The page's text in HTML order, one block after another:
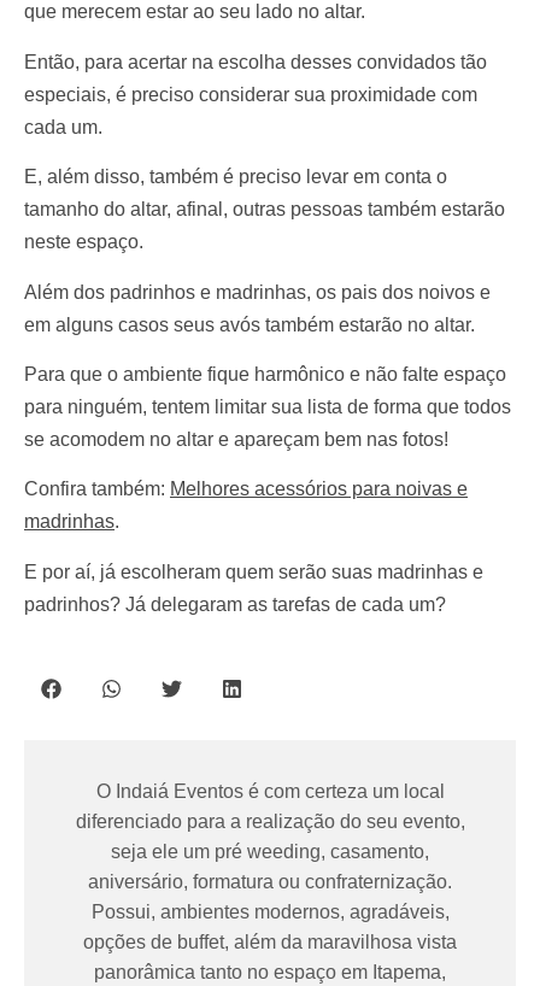
que merecem estar ao seu lado no altar.
Então, para acertar na escolha desses convidados tão
especiais, é preciso considerar sua proximidade com
cada um.
E, além disso, também é preciso levar em conta o
tamanho do altar, afinal, outras pessoas também estarão
neste espaço.
Além dos padrinhos e madrinhas, os pais dos noivos e
em alguns casos seus avós também estarão no altar.
Para que o ambiente fique harmônico e não falte espaço
para ninguém, tentem limitar sua lista de forma que todos
se acomodem no altar e apareçam bem nas fotos!
Confira também: Melhores acessórios para noivas e
madrinhas.
E por aí, já escolheram quem serão suas madrinhas e
padrinhos? Já delegaram as tarefas de cada um?
O Indaiá Eventos é com certeza um local
diferenciado para a realização do seu evento,
seja ele um pré weeding, casamento,
aniversário, formatura ou confraternização.
Possui, ambientes modernos, agradáveis,
opções de buffet, além da maravilhosa vista
panorâmica tanto no espaço em Itapema,